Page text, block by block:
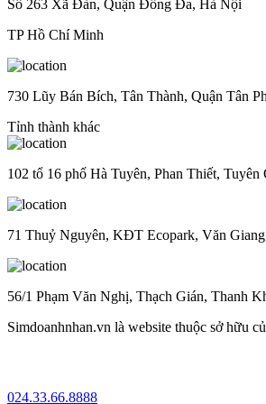
Số 263 Xã Đàn, Quận Đống Đa, Hà Nội
TP Hồ Chí Minh
730 Lũy Bán Bích, Tân Thành, Quận Tân
Tỉnh thành khác
102 tổ 16 phố Hà Tuyên, Phan Thiết, Tuyên
71 Thuỷ Nguyên, KĐT Ecopark, Văn
56/1 Phạm Văn Nghị, Thạch Gián, Thanh
Simdoanhnhan.vn là website thuộc sở hữu
024.33.66.8888